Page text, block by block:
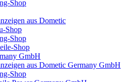
Shop
aus Dometic
Shop
Shop
Shop
GmbH
aus Dometic Germany GmbH
Shop